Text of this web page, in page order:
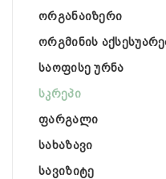
ორგანაიზერი
ორგმინის
საოფისე ურნა
სკრეპი
ფარგალი
სახაზავი
სავიზიტე